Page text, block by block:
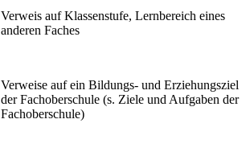
Verweis auf Klassenstufe, Lernbereich eines
anderen Faches
Verweise auf ein Bildungs- und Erziehungsziel
der Fachoberschule (s. Ziele und Aufgaben der
Fachoberschule)